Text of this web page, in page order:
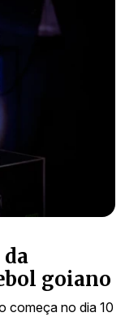
goiano
começa no dia 10